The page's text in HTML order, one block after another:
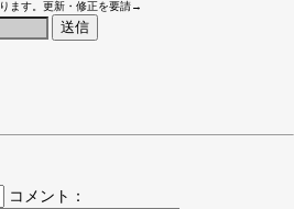
ます。更新・修正を要請→
コメント：